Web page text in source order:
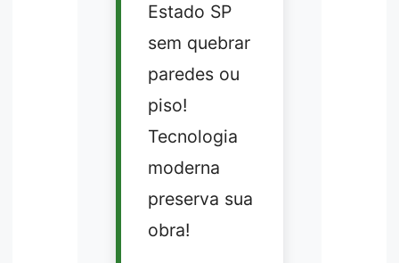
Estado SP
sem quebrar
paredes ou
piso!
Tecnologia
moderna
preserva sua
obra!